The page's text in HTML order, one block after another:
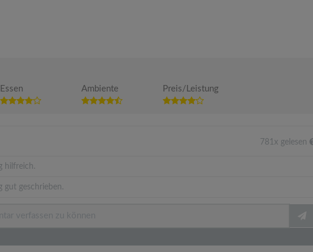
Essen Ambiente Preis/Leistung
781x gelesen
hilfreich.
gut geschrieben.